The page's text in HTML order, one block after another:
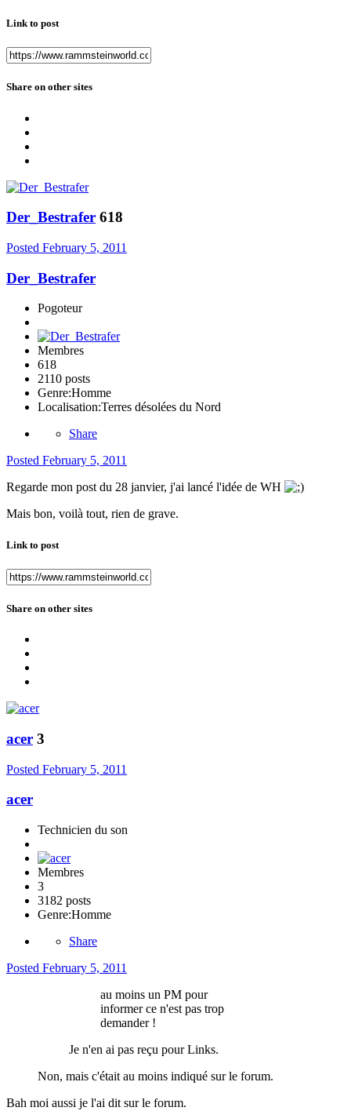
Link to post
Share on other sites
Der_Bestrafer 618
Posted February 5, 2011
Der_Bestrafer
Pogoteur
Membres
618
2110 posts
Genre:Homme
Localisation:Terres désolées du Nord
Share
Posted February 5, 2011
Regarde mon post du 28 janvier, j'ai lancé l'idée de WH
Mais bon, voilà tout, rien de grave.
Link to post
Share on other sites
acer 3
Posted February 5, 2011
acer
Technicien du son
Membres
3
3182 posts
Genre:Homme
Share
Posted February 5, 2011
au moins un PM pour
informer ce n'est pas trop
demander !
Je n'en ai pas reçu pour Links.
Non, mais c'était au moins indiqué sur le forum.
Bah moi aussi je l'ai dit sur le forum.